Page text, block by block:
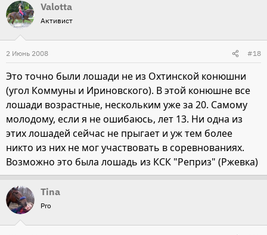
Valotta
Активист
2 Июнь 2008 #18
Это точно были лошади не из Охтинской конюшни
(угол Коммуны и Ириновского). В этой конюшне все
лошади возрастные, нескольким уже за 20. Самому
молодому, если я не ошибаюсь, лет 13. Ни одна из
этих лошадей сейчас не прыгает и уж тем более
никто из них не мог участвовать в соревнованиях.
Возможно это была лошадь из КСК "Реприз" (Ржевка)
Tina
Pro